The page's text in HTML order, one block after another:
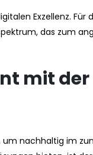
Exzellenz. Für
das zum
mit der
um nachhaltig im